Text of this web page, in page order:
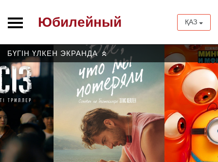
Юбилейный ҚАЗ
БҮГІН ҮЛКЕН ЭКРАНДА»